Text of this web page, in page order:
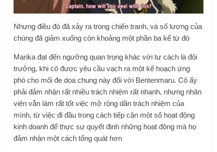
Nhưng điều đó đã xảy ra trong chiến tranh, và số lượng của
chúng đã giảm xuống còn khoảng một phần ba kể từ đó
Marika đạt đến ngưỡng quan trọng khác với tư cách là đội
trưởng, khi cô được yêu cầu vạch ra một kế hoạch ứng
phó cho mối đe dọa chung này đối với Bentenmaru. Cô ấy
phải đảm nhận rất nhiều trách nhiệm rất nhanh, nhưng nhân
viên vẫn làm rất tốt việc mở rộng dần trách nhiệm của
mình, từ việc đi đầu trong cách tiếp cận một số hoạt động
kinh doanh để thực sự quyết định những hoạt động mà họ
đảm nhận một cách tổng quát hơn